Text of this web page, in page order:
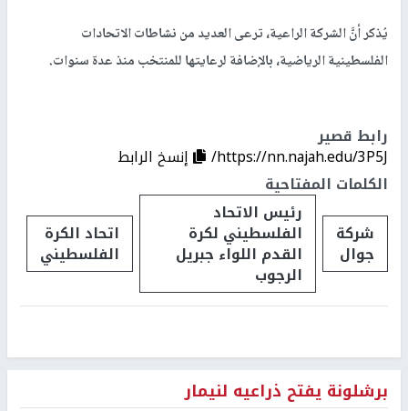
يُذكر أنَّ الشركة الراعية، ترعى العديد من نشاطات الاتحادات
الفلسطينية الرياضية، بالإضافة لرعايتها للمنتخب منذ عدة سنوات.
رابط قصير
https://nn.najah.edu/3P5J/
إنسخ الرابط
الكلمات المفتاحية
شركة
جوال
رئيس الاتحاد
الفلسطيني لكرة
القدم اللواء جبريل
الرجوب
اتحاد الكرة
الفلسطيني
برشلونة يفتح ذراعيه لنيمار